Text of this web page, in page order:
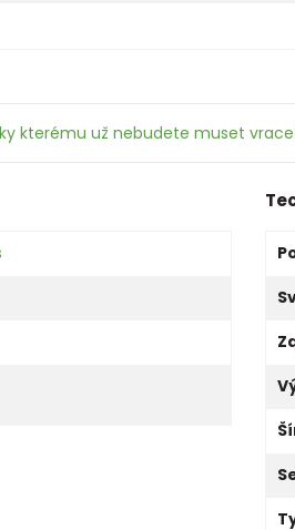
kterému už nebudete muset